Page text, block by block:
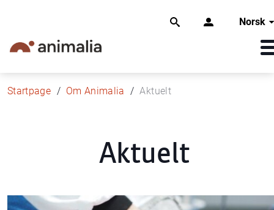
Norsk
Startpage Om Animalia Aktuelt
Aktuelt